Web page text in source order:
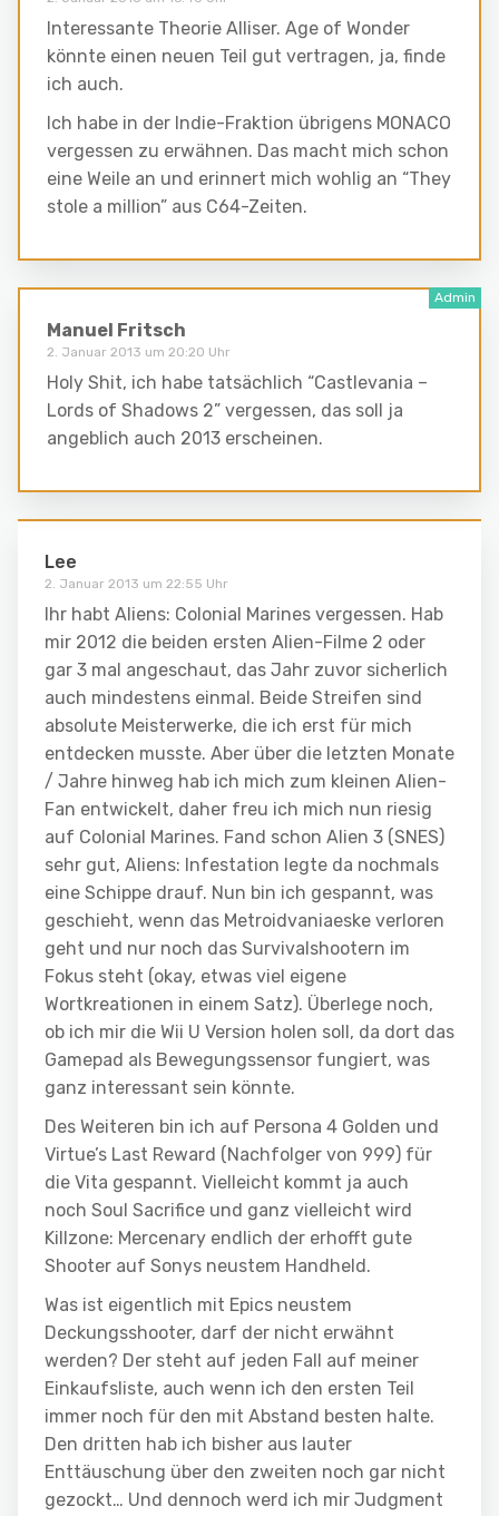
Interessante Theorie Alliser. Age of Wonder
könnte einen neuen Teil gut vertragen, ja, finde
ich auch.
Ich habe in der Indie-Fraktion übrigens MONACO
vergessen zu erwähnen. Das macht mich schon
eine Weile an und erinnert mich wohlig an “They
stole a million” aus C64-Zeiten.
Manuel Fritsch
2. Januar 2013 um 20:20 Uhr
Holy Shit, ich habe tatsächlich “Castlevania –
Lords of Shadows 2” vergessen, das soll ja
angeblich auch 2013 erscheinen.
Lee
2. Januar 2013 um 22:55 Uhr
Ihr habt Aliens: Colonial Marines vergessen. Hab
mir 2012 die beiden ersten Alien-Filme 2 oder
gar 3 mal angeschaut, das Jahr zuvor sicherlich
auch mindestens einmal. Beide Streifen sind
absolute Meisterwerke, die ich erst für mich
entdecken musste. Aber über die letzten Monate
/ Jahre hinweg hab ich mich zum kleinen Alien-
Fan entwickelt, daher freu ich mich nun riesig
auf Colonial Marines. Fand schon Alien 3 (SNES)
sehr gut, Aliens: Infestation legte da nochmals
eine Schippe drauf. Nun bin ich gespannt, was
geschieht, wenn das Metroidvaniaeske verloren
geht und nur noch das Survivalshootern im
Fokus steht (okay, etwas viel eigene
Wortkreationen in einem Satz). Überlege noch,
ob ich mir die Wii U Version holen soll, da dort das
Gamepad als Bewegungssensor fungiert, was
ganz interessant sein könnte.
Des Weiteren bin ich auf Persona 4 Golden und
Virtue’s Last Reward (Nachfolger von 999) für
die Vita gespannt. Vielleicht kommt ja auch
noch Soul Sacrifice und ganz vielleicht wird
Killzone: Mercenary endlich der erhofft gute
Shooter auf Sonys neustem Handheld.
Was ist eigentlich mit Epics neustem
Deckungsshooter, darf der nicht erwähnt
werden? Der steht auf jeden Fall auf meiner
Einkaufsliste, auch wenn ich den ersten Teil
immer noch für den mit Abstand besten halte.
Den dritten hab ich bisher aus lauter
Enttäuschung über den zweiten noch gar nicht
gezockt… Und dennoch werd ich mir Judgment